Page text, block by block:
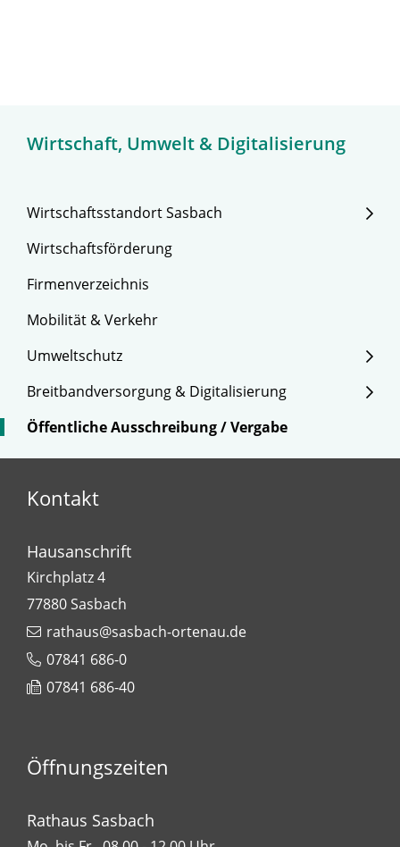
Wirtschaft, Umwelt & Digitalisierung
Wirtschaftsstandort Sasbach
Wirtschaftsförderung
Firmenverzeichnis
Mobilität & Verkehr
Umweltschutz
Breitbandversorgung & Digitalisierung
Öffentliche Ausschreibung / Vergabe
Kontakt
Hausanschrift
Kirchplatz 4
77880Sasbach
rathaus@sasbach-ortenau.de
07841 686-0
07841 686-40
Öffnungszeiten
Rathaus Sasbach